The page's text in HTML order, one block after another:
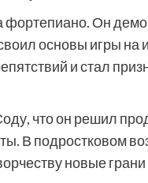
Он
основы игры на
и стал
что он решил
В подростковом
новые